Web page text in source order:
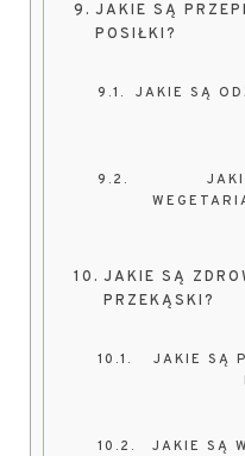
JAKIE SĄ
POSIŁKI?
JAKIE SĄ
JAKIE SĄ
PRZEKĄSKI?
JAKIE SĄ
JAKIE SĄ